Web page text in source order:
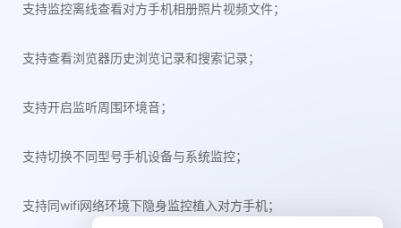
支持监控离线查看对方手机相册照片视频文件；
支持查看浏览器历史浏览记录和搜索记录；
支持开启监听周围环境音；
支持切换不同型号手机设备与系统监控；
支持同wifi网络环境下隐身监控植入对方手机；